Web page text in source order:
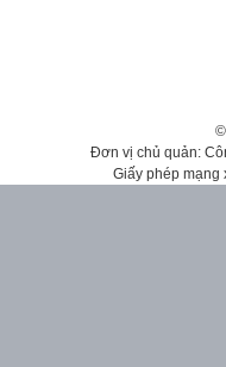
Đơn vị chủ quản:
Giấy phép mạng